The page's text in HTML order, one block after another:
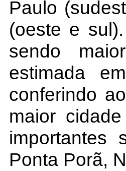
Paulo
(oeste e
sendo
estimada
conferindo
maior
importantes
Ponta Porã,